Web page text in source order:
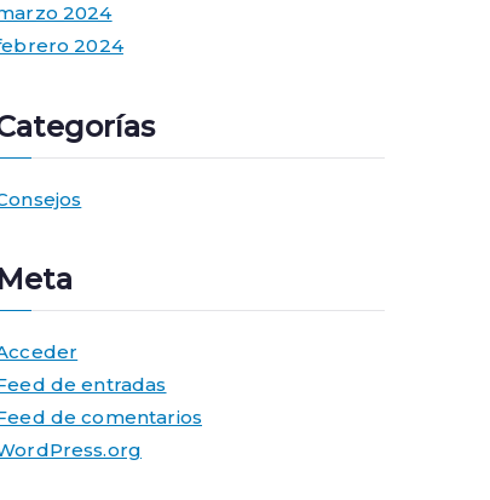
2024
2024
Meta
de entradas
de comentarios